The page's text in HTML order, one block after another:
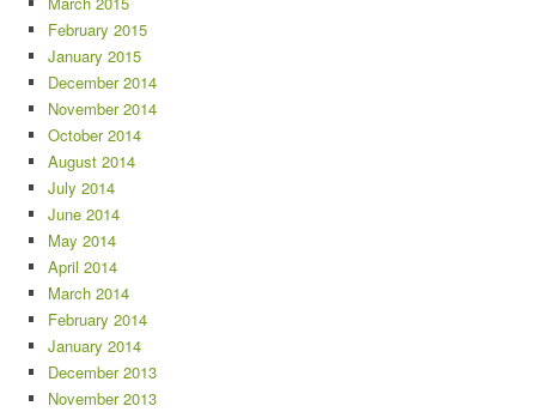
February 2015
January 2015
December 2014
November 2014
October 2014
August 2014
July 2014
June 2014
May 2014
April 2014
March 2014
February 2014
January 2014
December 2013
November 2013